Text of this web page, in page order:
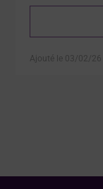
Ajouté le 03/02/26